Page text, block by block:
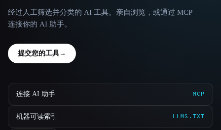
经过人工筛选并分类的 AI 工具。亲自浏览，或通过 MCP
连接你的 AI 助手。
提交您的工具→
连接 AI 助手 MCP
机器可读索引 LLMS.TXT